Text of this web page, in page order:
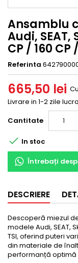
Ansamblu
Audi, SEAT,
CP / 160 CP
Referinta
665,50 lei
Livrare in 1-2 zile
Cantitate
 In stoc
Întrebați
DESCRIERE
Descoperă miezul
modele Audi, SEAT,
TSI, oferind puteri
din materiale de
performanță optimă